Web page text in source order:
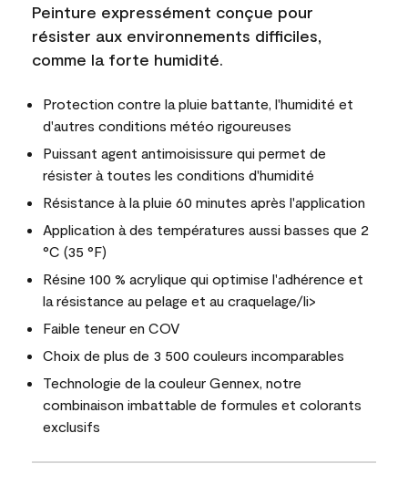
Peinture expressément conçue pour
résister aux environnements difficiles,
comme la forte humidité.
Protection contre la pluie battante, l'humidité et
d'autres conditions météo rigoureuses
Puissant agent antimoisissure qui permet de
résister à toutes les conditions d'humidité
Résistance à la pluie 60 minutes après l'application
Application à des températures aussi basses que 2
°C (35 °F)
Résine 100 % acrylique qui optimise l'adhérence et
la résistance au pelage et au craquelage/li>
Faible teneur en COV
Choix de plus de 3 500 couleurs incomparables
Technologie de la couleur Gennex, notre
combinaison imbattable de formules et colorants
exclusifs